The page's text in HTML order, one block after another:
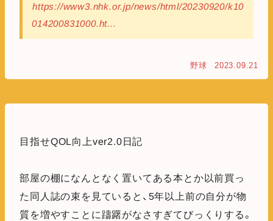
https://www3.nhk.or.jp/news/html/20230920/k10
014200831000.ht...
野球 2023.09.21
目指せQOL向上ver2.0日記
部屋の棚になんとなく置いてある本とか以前買っ
た同人誌の束を見ていると、5年以上前の自分が物
質を増やすことに躊躇がなさすぎてびっくりする。